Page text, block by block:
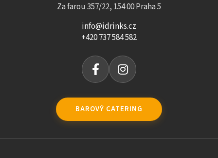
Za farou 357/22, 154 00 Praha 5
info@idrinks.cz
+420 737 584 582
BAROVÝ CATERING